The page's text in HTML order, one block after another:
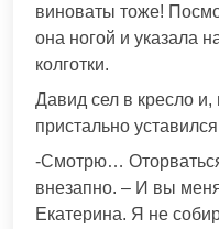
виноваты тоже!
она ногой и указала
колготки.
Давид сел в кресло
пристально
-Смотрю…
внезапно. – И вы
Екатерина. Я не